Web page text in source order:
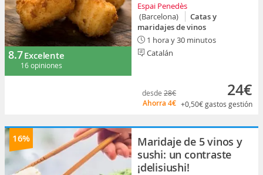
8.7Excelente
16 opiniones
Espai Penedès
(Barcelona)
Catas y
maridajes de vinos
1 hora y 30 minutos
Catalán
desde 28€
Ahorra 4€
24€
+0,50€gastos gestión
16%
Maridaje de 5 vinos y
sushi: un contraste
¡delisiushi!